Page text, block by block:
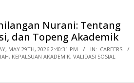
Nurani: Tentang
dan Topeng Akademik
MAY 29TH, 2026 2:40:31 PM IN: CAREERS
, KEPALSUAN AKADEMIK, VALIDASI SOSIAL